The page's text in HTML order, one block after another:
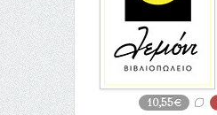
10,55€